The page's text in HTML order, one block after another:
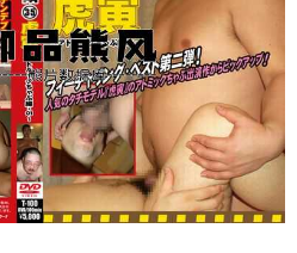
編.01
熊币 已有98人支付 登录